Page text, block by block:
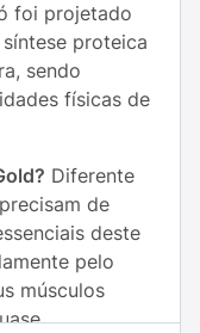
foi projetado
proteica
sendo
físicas de
Diferente
de
deste
pelo
músculos